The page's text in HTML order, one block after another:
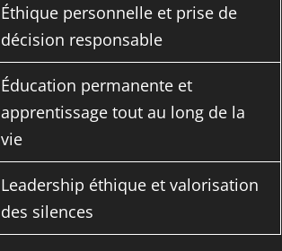
Éthique personnelle et prise de
décision responsable
Éducation permanente et
apprentissage tout au long de la
vie
Leadership éthique et valorisation
des silences